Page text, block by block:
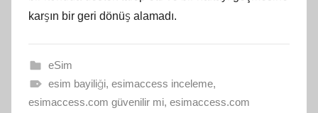
karşın bir geri dönüş alamadı.
eSim
esim bayiliği, esimaccess inceleme,
esimaccess.com güvenilir mi, esimaccess.com